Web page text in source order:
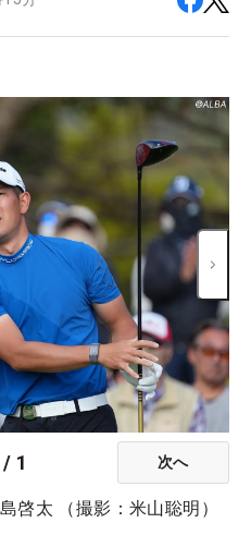
/ 1 次へ
啓太 （撮影：米山聡明）